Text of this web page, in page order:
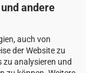
andere
auch von
der Website zu
zu analysieren und